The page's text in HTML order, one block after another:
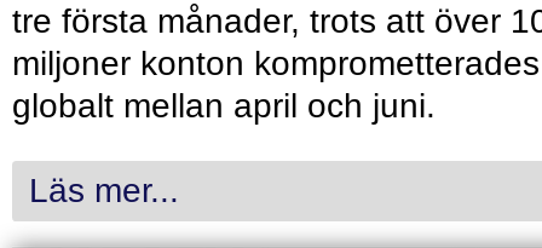
tre första månader, trots att över
miljoner konton komprometterades
globalt mellan april och juni.
Läs mer...